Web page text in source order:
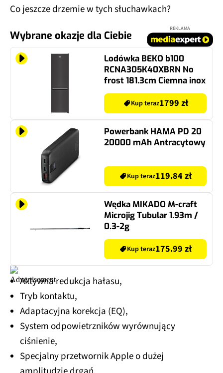
Co jeszcze drzemie w tych słuchawkach?
Wybrane okazje dla Ciebie
REKLAMA
Lodówka BEKO b100
RCNA305K40XBRN No
frost 181.3cm Ciemna inox
Kup teraz1799 zł
Powerbank HAMA PD 20
20000 mAh Antracytowy
Kup teraz119.84 zł
Wędka MIKADO M-craft
Microjig Tubular 1.93m /
0.3-2g
Kup teraz175.99 zł
Aktywna redukcja hałasu,
Tryb kontaktu,
Adaptacyjna korekcja (EQ),
System odpowietrzników wyrównujący
ciśnienie,
Specjalny przetwornik Apple o dużej